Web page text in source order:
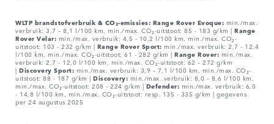
WLTP brandstofverbruik & CO₂-emissies: Range Rover Evoque: min./max.
verbruik: 3,7 – 8,1 l/100 km, min./max. CO₂-uitstoot: 85 - 183 g/km | Range
Rover Velar: min./max. verbruik: 4,5 - 10,2 l/100 km, min./max. CO₂-
uitstoot: 103 - 232 g/km | Range Rover Sport: min./max. verbruik: 2,7 - 12,4
l/100 km, min./max. CO₂-uitstoot: 61 - 282 g/km | Range Rover: min./max.
verbruik: 2,7 - 12,0 l/100 km, min./max. CO₂-uitstoot: 62 – 272 g/km
| Discovery Sport: min./max. verbruik: 3,9 – 7,1 l/100 km, min./max. CO₂-
uitstoot: 88 - 187 g/km | Discovery: min./max. verbruik: 8,0 – 8,6 l/100 km,
min./max. CO₂-uitstoot: 208 - 224 g/km | Defender: min./max. verbruik: 6,0
- 14,8 l/100 km, min./max. CO₂-uitstoot: resp. 135 - 335 g/km | gegevens
per 24 augustus 2025